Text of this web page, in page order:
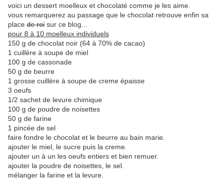
voici un dessert moelleux et chocolaté comme je les aime.
vous remarquerez au passage que le chocolat retrouve enfin sa
place de roi sur ce blog...
pour 8 à 10 moelleux individuels
150 g de chocolat noir (64 à 70% de cacao)
1 cuillère à soupe de miel
100 g de cassonade
50 g de beurre
1 grosse cuillère à soupe de creme épaisse
3 oeufs
1/2 sachet de levure chimique
100 g de poudre de noisettes
50 g de farine
1 pincée de sel
faire fondre le chocolat et le beurre au bain marie.
ajouter le miel, le sucre puis la creme.
ajouter un à un les oeufs entiers et bien remuer.
ajouter la poudre de noisettes, le sel.
mélanger la farine et la levure.